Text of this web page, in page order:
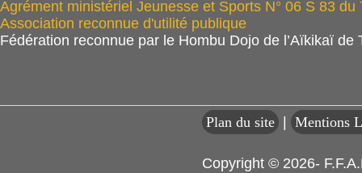
Agrément ministériel Jeunesse et Sports N° 06 S 83
Association reconnue d'utilité publique
Fédération reconnue par le Hombu Dojo de l’Aïkikaï de
Plan du site Mentions
Copyright © 2026-